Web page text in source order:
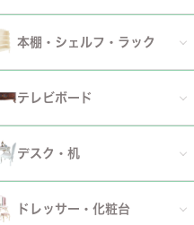
革・レザー・合皮ソファ
撥水加工ソファ
ローテーブル・センターテーブル
セット
クイーンベッド
キングベッド
マットレス
ファブリックチェアセット
ダイニングテーブル
ワゴン
デスクチェア・オフィスチェア
ロッキングチェア
リクライニングチェア
パーソナルチェア
ローテーブル・センターテーブル
コンソールテーブル
丸テーブル・楕円テーブル
伸長式・エクステンションテーブル
セット
全てのチェスト・タンス
幅51～90cm
幅151cm以上
本棚・シェルフ・ラック
全ての本棚・シェルフ・ラック
セット
テレビボード
全てのテレビボード
デスク・机
全てのデスク
ドレッサー・化粧台